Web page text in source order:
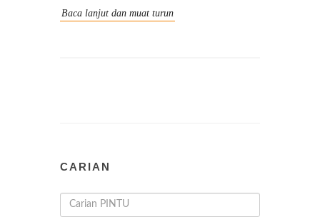
Baca lanjut dan muat turun
CARIAN